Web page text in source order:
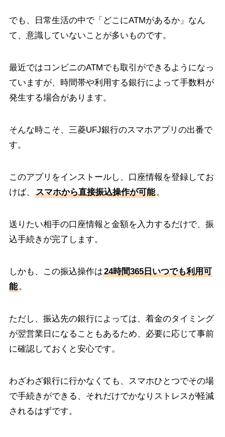
でも、日常生活の中で「どこにATMがあるか」なん
て、意識していないことが多いものです。
最近ではコンビニのATMでも取引ができるようになっ
ていますが、時間帯や利用する銀行によって手数料が
発生する場合があります。
そんな時こそ、三菱UFJ銀行のスマホアプリの出番で
す。
このアプリをインストールし、口座情報を登録してお
けば、
スマホから直接振込操作が可能。
送りたい相手の口座情報と金額を入力するだけで、振
込手続きが完了します。
しかも、この振込操作は24時間365日いつでも利用可
能。
ただし、振込先の銀行によっては、着金のタイミング
が翌営業日になることもあるため、必要に応じて事前
に確認しておくと安心です。
わざわざ銀行に行かなくても、スマホひとつでその場
で手続きができる、それだけでかなりストレスが軽減
されるはずです。